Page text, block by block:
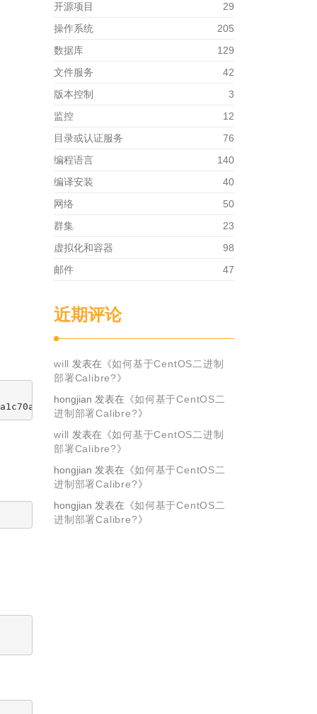
开源项目
29
操作系统
205
数据库
129
文件服务
42
版本控制
3
监控
12
目录或认证服务
76
编程语言
140
编译安装
40
网络
50
群集
23
虚拟化和容器
98
邮件
47
近期评论
will 发表在《如何基于CentOS二进制
部署Calibre?》
hongjian 发表在《如何基于CentOS二
进制部署Calibre?》
will 发表在《如何基于CentOS二进制
部署Calibre?》
hongjian 发表在《如何基于CentOS二
进制部署Calibre?》
hongjian 发表在《如何基于CentOS二
进制部署Calibre?》